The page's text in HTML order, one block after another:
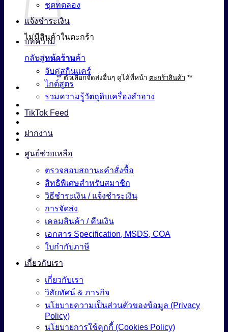
ไม่มีสินค้าในตะกร้า
กลับสู่หน้าร้านค้า
** ตัวเลือกจัดส่งอื่นๆ ดูได้ที่หน้า ตะกร้าสินค้า**
ชุดทดลอง
แจ้งชำระเงิน
บทความ
บทความ
จับคู่สกินแคร์
ไกด์สูตร
รวมความรู้วัตถุดิบเครื่องสำอาง
TikTok Feed
ฝากงาน
ศูนย์ช่วยเหลือ
ตรวจสอบสถานะคำสั่งซื้อ
สิทธิพิเศษสำหรับสมาชิก
วิธีชำระเงิน / แจ้งชำระเงิน
การจัดส่ง
เคลมสินค้า / คืนเงิน
เอกสาร Specification, MSDS, COA
ใบกำกับภาษี
เกี่ยวกับเรา
เกี่ยวกับเรา
วิสัยทัศน์ & ภารกิจ
นโยบายความเป็นส่วนตัวของข้อมูล (Privacy
Policy)
นโยบายการใช้คุกกี้ (Cookies Policy)